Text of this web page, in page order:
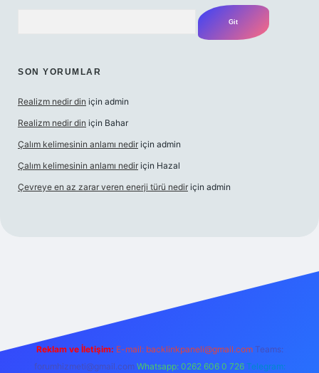
SON YORUMLAR
Realizm nedir din için admin
Realizm nedir din için Bahar
Çalım kelimesinin anlamı nedir için admin
Çalım kelimesinin anlamı nedir için Hazal
Çevreye en az zarar veren enerji türü nedir için admin
Reklam ve İletişim: E-mail: backlinkpaneli@gmail.com Teams:
forumhizmeti@gmail.com Whatsapp: 0262 606 0 726 Telegram: